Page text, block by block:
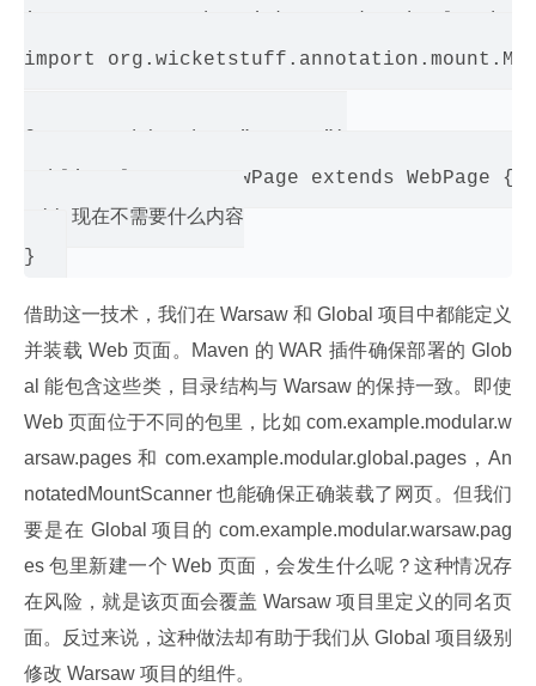
import
public class WarsawPage extends WebPage {
// 现在不需要什么内容
借助这一技术，我们在 Warsaw 和 Global 项目中都能定义
并装载 Web 页面。Maven 的 WAR 插件确保部署的 Glob
al 能包含这些类，目录结构与 Warsaw 的保持一致。即使
Web 页面位于不同的包里，比如 com.example.modular.w
arsaw.pages 和 com.example.modular.global.pages，An
notatedMountScanner 也能确保正确装载了网页。但我们
要是在 Global 项目的 com.example.modular.warsaw.pag
es 包里新建一个 Web 页面，会发生什么呢？这种情况存
在风险，就是该页面会覆盖 Warsaw 项目里定义的同名页
面。反过来说，这种做法却有助于我们从 Global 项目级别
修改 Warsaw 项目的组件。